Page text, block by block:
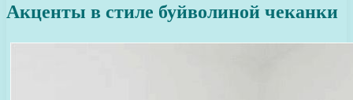
Акценты в стиле буйволиной чеканки